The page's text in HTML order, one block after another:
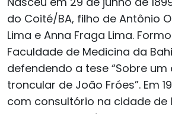
do Coité/BA, filho de Antônio
Lima e Anna Fraga Lima.
Faculdade de Medicina da
defendendo a tese “Sobre
troncular de João Fróes”. Em
com consultório na cidade de